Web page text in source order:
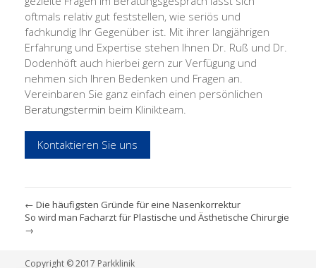
oftmals relativ gut feststellen, wie seriös und
fachkundig Ihr Gegenüber ist. Mit ihrer langjährigen
Erfahrung und Expertise stehen Ihnen Dr. Ruß und Dr.
Dodenhöft auch hierbei gern zur Verfügung und
nehmen sich Ihren Bedenken und Fragen an.
Vereinbaren Sie ganz einfach einen persönlichen
Beratungstermin beim Klinikteam.
Kontaktieren Sie uns
← Die häufigsten Gründe für eine Nasenkorrektur
So wird man Facharzt für Plastische und Ästhetische Chirurgie
→
Copyright © 2017 Parkklinik